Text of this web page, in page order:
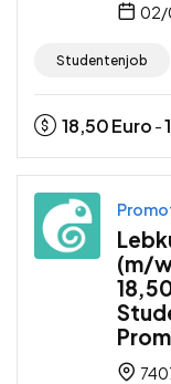
02/
Studentenjob
18,50Euro -
(m/